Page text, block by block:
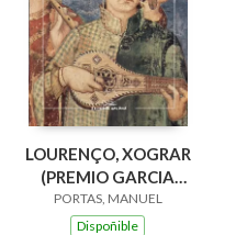
LOURENÇO, XOGRAR
(PREMIO GARCIA
BARROS 2015)
PORTAS, MANUEL
Dispoñible